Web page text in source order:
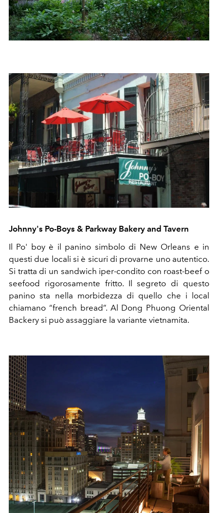
Johnny's Po-Boys & Parkway Bakery and Tavern
Il Po' boy è il panino simbolo di New Orleans e in
questi due locali si è sicuri di provarne uno autentico.
Si tratta di un sandwich iper-condito con roast-beef o
seefood rigorosamente fritto. Il segreto di questo
panino sta nella morbidezza di quello che i local
chiamano “french bread”. Al Dong Phuong Oriental
Backery si può assaggiare la variante vietnamita.